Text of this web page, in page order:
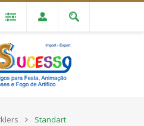
Standart